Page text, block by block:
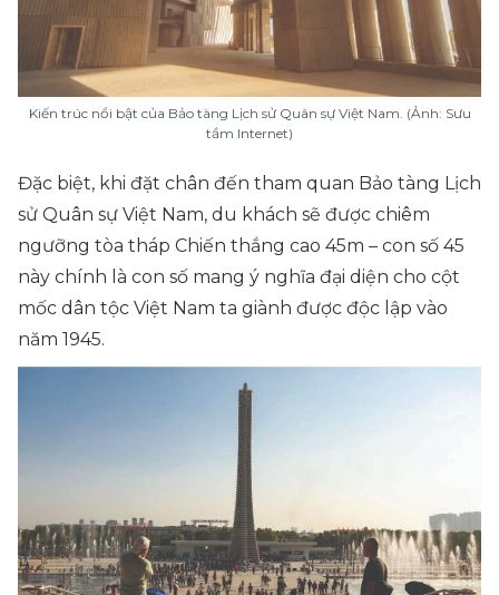
Kiến trúc nổi bật của Bảo tàng Lịch sử Quân sự Việt Nam. (Ảnh: Sưu
tầm Internet)
Đặc biệt, khi đặt chân đến tham quan Bảo tàng Lịch
sử Quân sự Việt Nam, du khách sẽ được chiêm
ngưỡng tòa tháp Chiến thắng cao 45m – con số 45
này chính là con số mang ý nghĩa đại diện cho cột
mốc dân tộc Việt Nam ta giành được độc lập vào
năm 1945.